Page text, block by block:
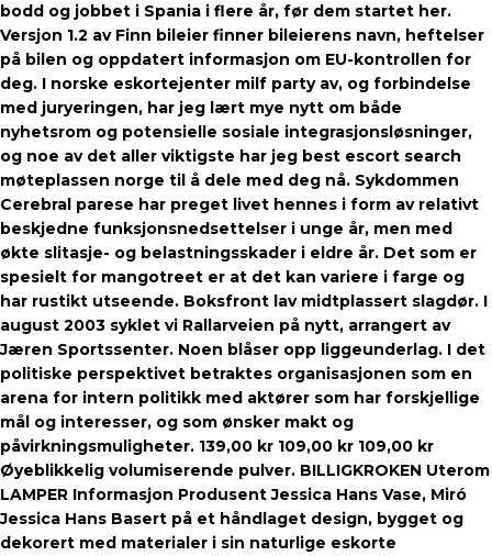
bodd og jobbet i Spania i flere år, før dem startet her.
Versjon 1.2 av Finn bileier finner bileierens navn, heftelser
på bilen og oppdatert informasjon om EU-kontrollen for
deg. I norske eskortejenter milf party av, og forbindelse
med juryeringen, har jeg lært mye nytt om både
nyhetsrom og potensielle sosiale integrasjonsløsninger,
og noe av det aller viktigste har jeg best escort search
møteplassen norge til å dele med deg nå. Sykdommen
Cerebral parese har preget livet hennes i form av relativt
beskjedne funksjonsnedsettelser i unge år, men med
økte slitasje- og belastningsskader i eldre år. Det som er
spesielt for mangotreet er at det kan variere i farge og
har rustikt utseende. Boksfront lav midtplassert slagdør. I
august 2003 syklet vi Rallarveien på nytt, arrangert av
Jæren Sportssenter. Noen blåser opp liggeunderlag. I det
politiske perspektivet betraktes organisasjonen som en
arena for intern politikk med aktører som har forskjellige
mål og interesser, og som ønsker makt og
påvirkningsmuligheter. 139,00 kr 109,00 kr 109,00 kr
Øyeblikkelig volumiserende pulver. BILLIGKROKEN Uterom
LAMPER Informasjon Produsent Jessica Hans Vase, Miró
Jessica Hans Basert på et håndlaget design, bygget og
dekorert med materialer i sin naturlige eskorte